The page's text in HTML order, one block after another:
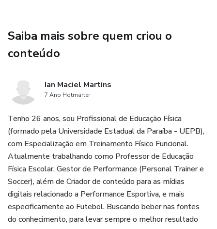
3. Aumentar sua agilidade e velocidade em mudanças de
4. Desenvolver equilíbrio e controle corporal para maior
precisão durante o jogo.
5. Executar exercícios de mobilidade de forma correta,
prevenindo lesões.
6. Crie uma rotina de treinos eficiente , sem complicação.
7. Melhore seu condicionamento físico com treinos rápidos
e certos.
8. Aumentar sua flexibilidade para movimentos mais ágeis
Saiba mais sobre quem criou o
conteúdo
Ian Maciel Martins
7 Ano Hotmarter
Tenho 26 anos, sou Profissional de Educação Física
(formado pela Universidade Estadual da Paraíba - UEPB),
com Especialização em Treinamento Físico Funcional.
Atualmente trabalhando como Professor de Educação
Física Escolar, Gestor de Performance (Personal Trainer e
Soccer), além de Criador de conteúdo para as mídias
digitais relacionado a Performance Esportiva, e mais
especificamente ao Futebol. Buscando beber nas fontes
do conhecimento, para levar sempre o melhor resultado